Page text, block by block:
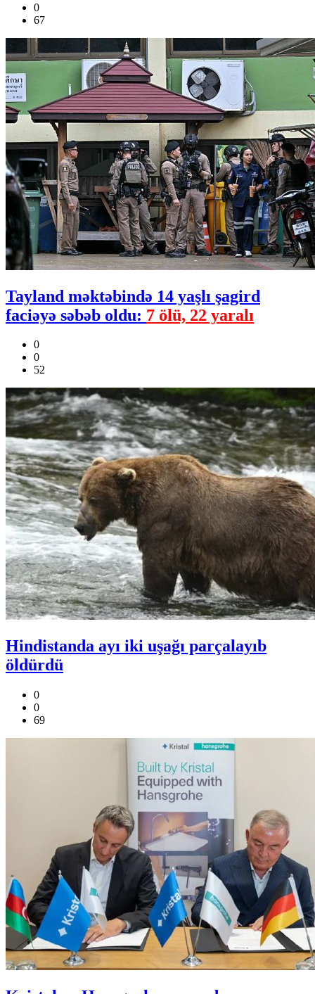
0
67
Tayland məktəbində 14 yaşlı şagird
faciəyə səbəb oldu: 7 ölü, 22 yaralı
0
0
52
Hindistanda ayı iki uşağı parçalayıb
öldürdü
0
0
69